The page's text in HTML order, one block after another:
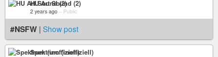
HU Art Sound (2)
2 years ago – Public
#NSFW | Show post
Spektrum (inoffiziell)